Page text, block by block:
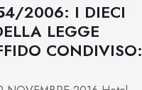
2006: I DIECI
LEGGE
CONDIVISO: